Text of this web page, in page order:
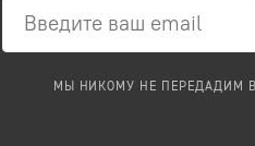
МЫ НИКОМУ НЕ ПЕРЕДАДИМ